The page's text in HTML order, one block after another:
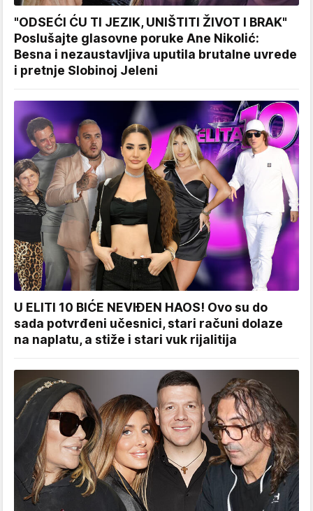
"ODSEĆI ĆU TI JEZIK, UNIŠTITI ŽIVOT I BRAK"
Poslušajte glasovne poruke Ane Nikolić:
Besna i nezaustavljiva uputila brutalne uvrede
i pretnje Slobinoj Jeleni
U ELITI 10 BIĆE NEVIĐEN HAOS! Ovo su do
sada potvrđeni učesnici, stari računi dolaze
na naplatu, a stiže i stari vuk rijalitija